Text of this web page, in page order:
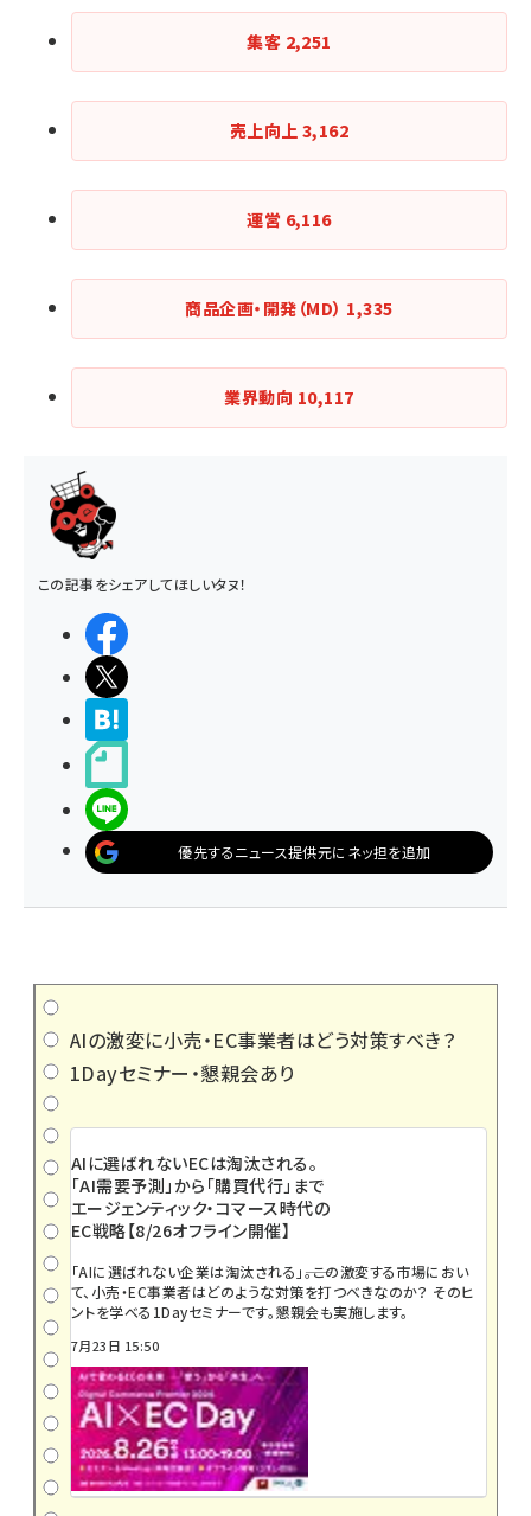
集客 2,251
売上向上 3,162
運営 6,116
商品企画・開発（MD） 1,335
業界動向 10,117
この記事をシェアしてほしいタヌ！
優先するニュース提供元にネッ担を追加
AIの激変に小売・EC事業者はどう対策すべき？
1Dayセミナー・懇親会あり
AIに選ばれないECは淘汰される。
「AI需要予測」から「購買代行」まで
エージェンティック・コマース時代の
EC戦略【8/26オフライン開催】
「AIに選ばれない企業は淘汰される」――。この激変する市場におい
て、小売・EC事業者はどのような対策を打つべきなのか？ そのヒ
ントを学べる1Dayセミナーです。懇親会も実施します。
7月23日 15:50